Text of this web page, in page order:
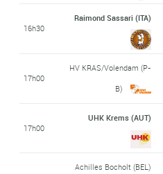
16h30
Raimond Sassari (ITA)
17h00
HV KRAS/Volendam (P-
B)
17h00
UHK Krems (AUT)
Achilles Bocholt (BEL)